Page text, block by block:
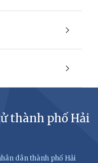
thành phố Hải
dân thành phố Hải